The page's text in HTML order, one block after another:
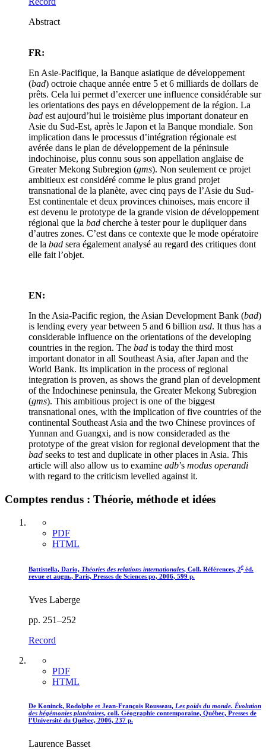
Abstract
FR:
En Asie-Pacifique, la Banque asiatique de développement
(bad) octroie chaque année entre 5 et 6 milliards de dollars de
prêts. Cela lui permet d’exercer une influence considérable sur
les orientations des pays en développement de la région. La
bad est aujourd’hui le troisième plus important donateur en
Asie du Sud-Est, après le Japon et la Banque mondiale. Son
implication dans le processus d’intégration régionale est
avérée dans le plan de développement de la péninsule
indochinoise, plus connu sous son appellation anglaise de
Greater Mekong Subregion (gms). Non seulement ce projet
ambitieux est considéré comme le plus grand projet
transnational de la planète, avec cinq pays de l’Asie du Sud-
Est continentale et deux provinces chinoises, mais encore il
est devenu le prototype de la grande vision de développement
régional que la bad cherche à tester pour le dupliquer dans
d’autres zones. C’est dans ce contexte que le mode opératoire
de la bad sera également analysé au regard des critiques dont
elle fait l’objet.
EN:
In the Asia-Pacific region, the Asian Development Bank (bad)
is lending every year between 5 and 6 billion usd. It thus has a
considerable influence on the orientations of the developing
countries in the region. The bad is today the third most
important donator in all Southeast Asia, after Japan and the
World Bank. Its implication in the process of regional
integration is proven, as shows the grand plan of development
of the Indochinese peninsula, the Greater Mekong Subregion
(gms). This ambitious project is one of the biggest
transnational ones, with the implication of five countries of the
continental Southeast Asia and the two Chinese provinces of
Yunnan and Guangxi, and is now consideraded as the
prototype of the great vision for regional development that the
bad seeks to test and duplicate in other places in Asia. This
article will also allow us to examine adb’s modus operandi
with regard to the criticism levelled against it.
Comptes rendus : Théorie, méthode et idées
PDF
HTML
Battistella, Dario, Théories des relations internationales, Coll. Références, 2e éd.
revue et augm., Paris, Presses de Sciences po, 2006, 599 p.
Yves Laberge
pp. 251–252
Record
PDF
HTML
De Koninck, Rodolphe et Jean-François Rousseau, Les poids du monde. Évolution
des hégémonies planétaires, coll. Géographie contemporaine, Québec, Presses de
l’Université du Québec, 2006, 237 p.
Laurence Basset